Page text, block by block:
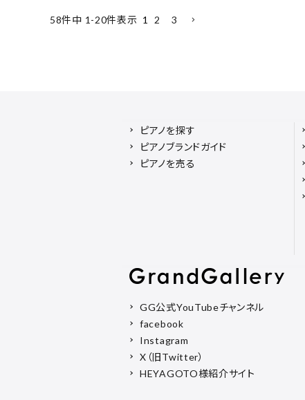
58件中 1-20件表示 1 2 3
ピアノを探す
ピアノブランドガイド
ピアノを売る
GG公式YouTubeチャンネル
facebook
Instagram
X（旧Twitter）
HEYAGOTO様紹介サイト